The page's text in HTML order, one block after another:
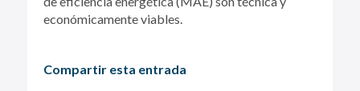
económicamente viables.
Compartir esta entrada